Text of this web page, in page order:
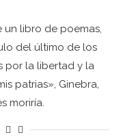
un libro de poemas,
del último de los
por la libertad y la
patrias», Ginebra,
moriría.